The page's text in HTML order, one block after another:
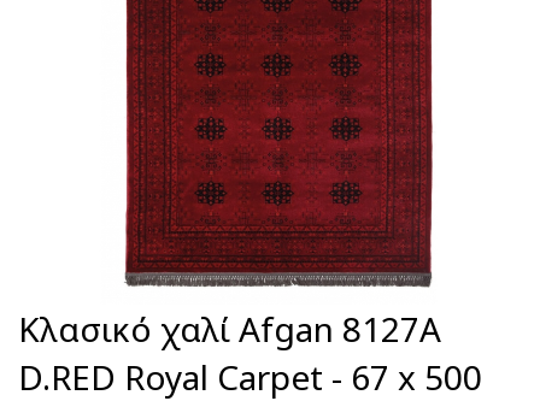
Κλασικό χαλί Afgan 8127A
D.RED Royal Carpet - 67 x 500